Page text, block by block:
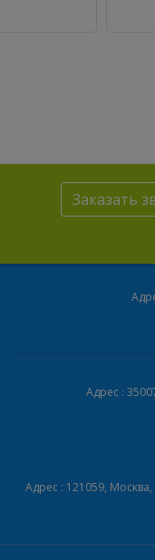
Заказать
Адрес :
Адрес : 121059, Москва,